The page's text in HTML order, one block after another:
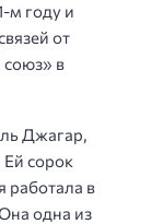
м году и
от
в
Джагар,
сорок
работала в
одна из